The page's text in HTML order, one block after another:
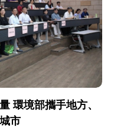
環境部攜手地方、
市